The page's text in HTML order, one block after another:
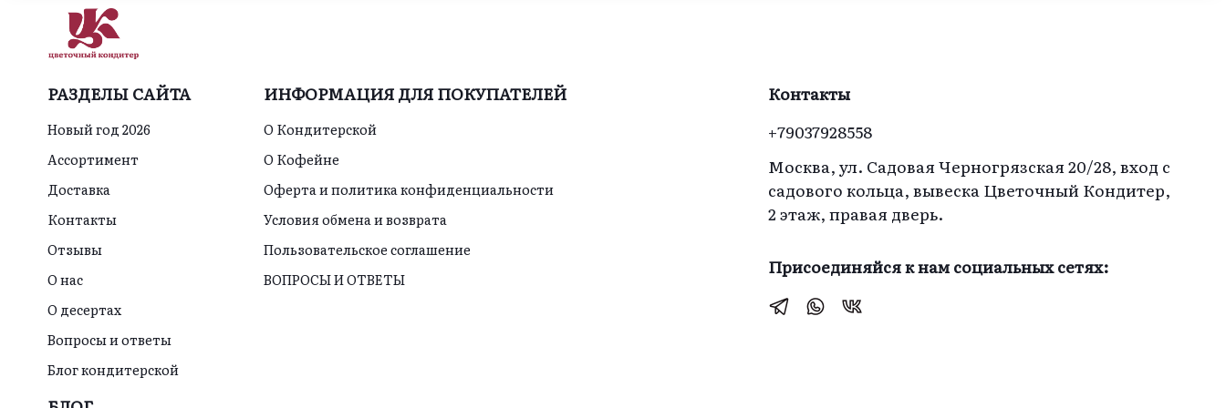
РАЗДЕЛЫ САЙТА
Новый год 2026
Ассортимент
Доставка
Контакты
Отзывы
О нас
О десертах
Вопросы и ответы
Блог кондитерской
ИНФОРМАЦИЯ ДЛЯ ПОКУПАТЕЛЕЙ
О Кондитерской
О Кофейне
Оферта и политика конфиденциальности
Условия обмена и возврата
Пользовательское соглашение
ВОПРОСЫ И ОТВЕТЫ
Контакты
+79037928558
Москва, ул. Садовая Черногрязская 20/28, вход с
садового кольца, вывеска Цветочный Кондитер,
2 этаж, правая дверь.
Присоединяйся к нам социальных сетях: